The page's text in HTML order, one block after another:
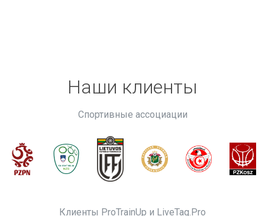
Наши клиенты
Спортивные ассоциации
Клиенты ProTrainUp и LiveTag.Pro